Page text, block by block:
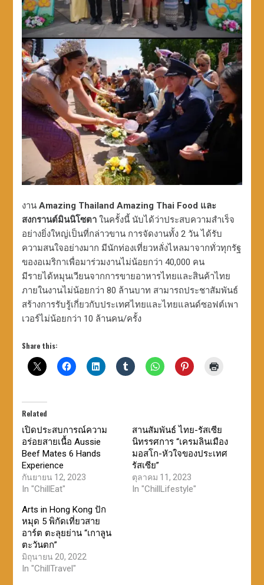
งานAmazing Thailand Amazing Thai Food และ
สงกรานต์มินนิโซตา ในครั้งนี้ นับได้ว่าประสบความสำเร็จ
อย่างยิ่งใหญ่เป็นที่กล่าวขาน การจัดงานทั้ง 2 วัน ได้รับ
ความสนใจอย่างมาก มีนักท่องเที่ยวหลั่งไหลมาจากทั่วทุกรัฐ
ของอเมริกาเพื่อมาร่วมงานไม่น้อยกว่า 40,000 คน
มีรายได้หมุนเวียนจากการขายอาหารไทยและสินค้าไทย
ภายในงานไม่น้อยกว่า 80 ล้านบาท สามารถประชาสัมพันธ์
สร้างการรับรู้เกี่ยวกับประเทศไทยและไทยแลนด์ซอฟต์เพา
เวอร์ไม่น้อยกว่า 10 ล้านคน/ครั้ง
Share this:
Related
เปิดประสบการณ์ความ
อร่อยสายเนื้อ Aussie
Beef Mates 6 Hands
Experience
กันยายน 12, 2023
In "ChillEat"
สานสัมพันธ์ ไทย-รัสเซีย
นิทรรศการ “เครมลินเมือง
มอสโก-หัวใจของประเทศ
รัสเซีย”
ตุลาคม 11, 2023
In "ChillLifestyle"
Arts in Hong Kong ปัก
หมุด 5 พิกัดเที่ยวสาย
อาร์ต ตะลุยย่าน “เกาลูน
ตะวันตก”
มิถุนายน 20, 2022
In "ChillTravel"